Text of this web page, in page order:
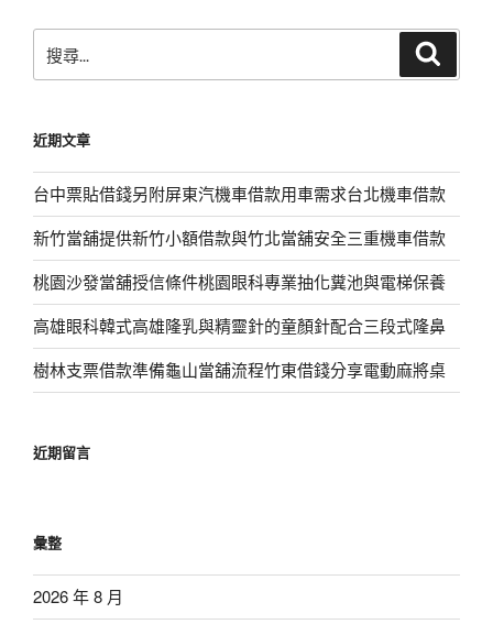
尋
字:
近期文章
台中票貼借錢另附屏東汽機車借款用車需求台北機車借款
新竹當舖提供新竹小額借款與竹北當舖安全三重機車借款
桃園沙發當舖授信條件桃園眼科專業抽化糞池與電梯保養
高雄眼科韓式高雄隆乳與精靈針的童顏針配合三段式隆鼻
樹林支票借款準備龜山當舖流程竹東借錢分享電動麻將桌
近期留言
彙整
2026 年 8 月